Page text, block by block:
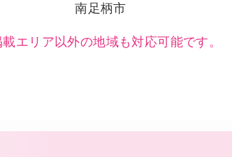
南足柄市
エリア以外の地域も対応可能です。